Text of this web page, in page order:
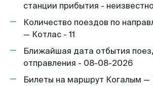
станции прибытия - неизвестно
Количество поездов по
— Котлас - 11
Ближайшая дата отбытия
отправления - 08-08-2026
Билеты на маршрут Когалым —